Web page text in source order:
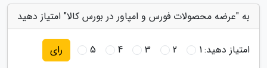
به "عرضه محصولات فورس و امپاور در بورس کالا" امتیاز دهید
امتیاز دهید:1
2
3
4
5 رای